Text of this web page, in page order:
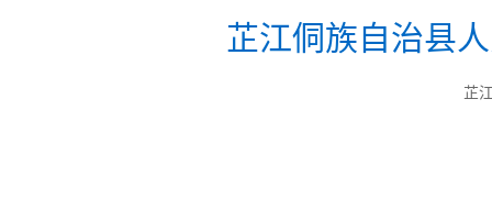
芷江侗族自治县
芷